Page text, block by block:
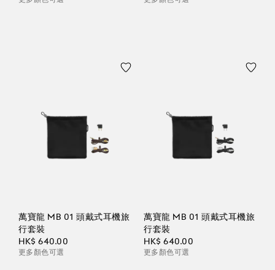
萬寶龍 MB 01 頭戴式耳機旅
行套裝
HK$ 640.00
更多顏色可選
萬寶龍 MB 01 頭戴式耳機旅
行套裝
HK$ 640.00
更多顏色可選